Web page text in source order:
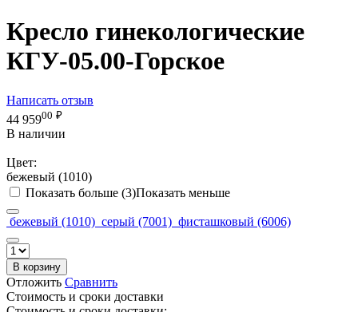
Кресло гинекологические
КГУ-05.00-Горское
Написать отзыв
44 95900 ₽
В наличии
Цвет:
бежевый (1010)
Показать больше (3)Показать меньше
бежевый (1010) серый (7001) фисташковый (6006)
В корзину
Отложить Сравнить
Стоимость и сроки доставки